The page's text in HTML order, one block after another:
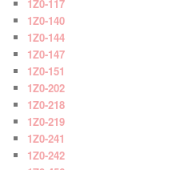
1Z0-117
1Z0-140
1Z0-144
1Z0-147
1Z0-151
1Z0-202
1Z0-218
1Z0-219
1Z0-241
1Z0-242